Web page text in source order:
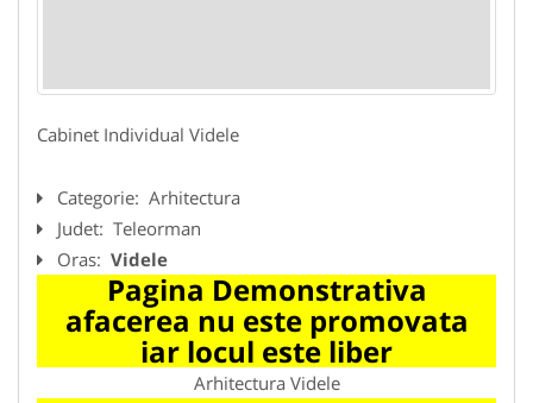
Cabinet Individual Videle
Categorie: Arhitectura
Judet: Teleorman
Oras: Videle
Pagina Demonstrativa
afacerea nu este promovata
iar locul este liber
Arhitectura Videle